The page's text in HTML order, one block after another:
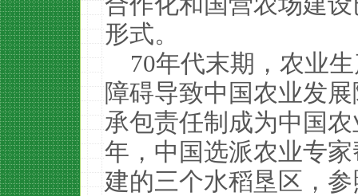
形式。
70年代末期，农业
障碍导致中国农业发
承包责任制成为中国
年，中国选派农业专
建的三个水稻垦区，